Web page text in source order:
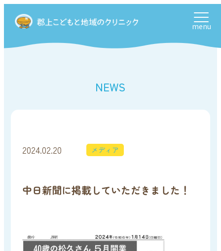
NEWS
2024.02.20 メディア
中日新聞に掲載していただきました！
menu